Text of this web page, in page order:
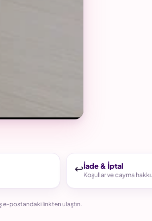
↩️İade & İptal
Koşullar ve cayma hakkı.
e-postandaki linkten ulaştın.